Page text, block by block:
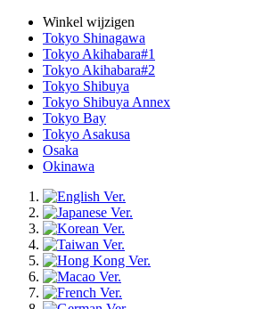
Winkel wijzigen
Tokyo Shinagawa
Tokyo Akihabara#1
Tokyo Akihabara#2
Tokyo Shibuya
Tokyo Shibuya Annex
Tokyo Bay
Tokyo Asakusa
Osaka
Okinawa